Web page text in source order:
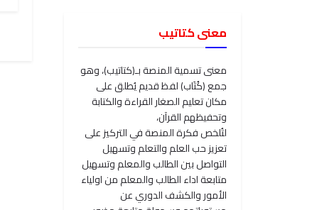
معنى كتاتيب
معنى تسمية المنصة بـ(كتاتيب)، وهو
جمع (كُتَاب) لفظ قديم يُطلق على
مكان تعليم الصغار القراءة والكتابة
وتحفيظهم القرآن،
لتُلخص فكرة المنصة في التركيز على
تعزيز حب العلم والتعلم وتسهيل
التواصل بين الطالب والمعلم وتسهيل
متابعة اداء الطالب والمعلم من اولياء
الأمور والكشف الدوري عن